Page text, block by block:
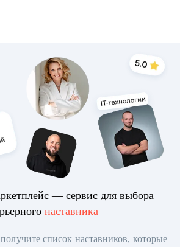
— сервис для выбора
наставника
список наставников, которые